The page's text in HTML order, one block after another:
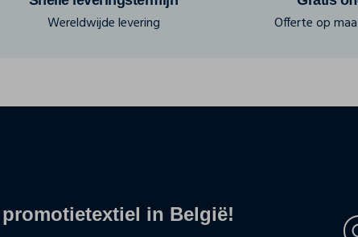
Wereldwijde levering Offerte op
in België!